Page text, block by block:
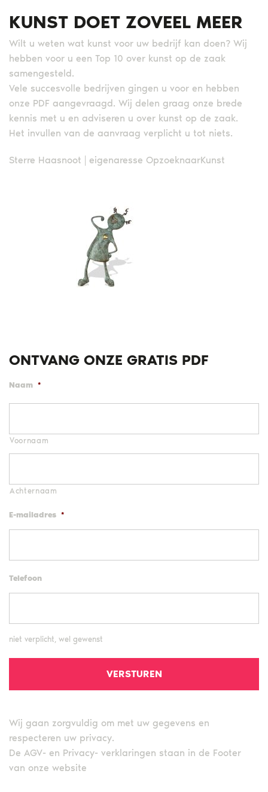
KUNST DOET ZOVEEL MEER
Wilt u weten wat kunst voor uw bedrijf kan doen? Wij
hebben voor u een Top 10 over kunst op de zaak
samengesteld.
Vele succesvolle bedrijven gingen u voor en hebben
onze PDF aangevraagd. Wij delen graag onze brede
kennis met u en adviseren u over kunst op de zaak.
Het invullen van de aanvraag verplicht u tot niets.
Sterre Haasnoot | eigenaresse OpzoeknaarKunst
ONTVANG ONZE GRATIS PDF
Naam *
Voornaam
Achternaam
E-mailadres *
Telefoon
niet verplicht, wel gewenst
Wij gaan zorgvuldig om met uw gegevens en
respecteren uw privacy.
De AGV- en Privacy- verklaringen staan in de Footer
van onze website